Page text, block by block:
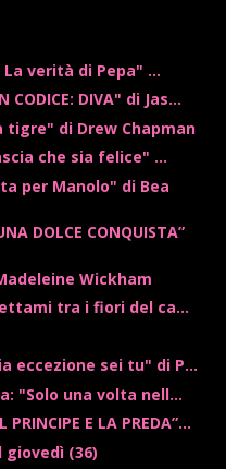
verità di Pepa" ...
DIVA" di Jas...
tigre" di Drew Chapman
che sia felice" ...
per Manolo" di Bea
DOLCE CONQUISTA”
Wickham
tra i fiori del ca...
eccezione sei tu" di P...
"Solo una volta nell...
PRINCIPE E LA PREDA”...
giovedì (36)